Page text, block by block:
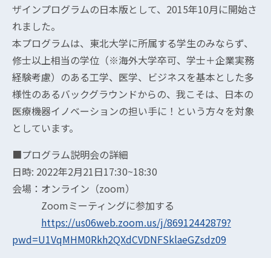
ザインプログラムの日本版として、2015年10月に開始さ
れました。
本プログラムは、東北大学に所属する学生のみならず、
修士以上相当の学位（※海外大学卒可、学士＋企業実務
経験考慮）のある工学、医学、ビジネスを基本とした多
様性のあるバックグラウンドからの、我こそは、日本の
医療機器イノベーションの担い手に！という方々を対象
としています。
■プログラム説明会の詳細
日時: 2022年2月21日17:30~18:30
会場：オンライン（zoom）
Zoomミーティングに参加する
https://us06web.zoom.us/j/86912442879?
pwd=U1VqMHM0Rkh2QXdCVDNFSklaeGZsdz09